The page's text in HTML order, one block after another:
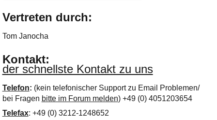
Vertreten durch:
Tom Janocha
Kontakt:
der schnellste Kontakt zu uns
Telefon: (kein telefonischer Support zu Email Problemen/
bei Fragen bitte im Forum melden) +49 (0) 4051203654
Telefax: +49 (0) 3212-1248652
E-Mail
E-Mail bestätigen